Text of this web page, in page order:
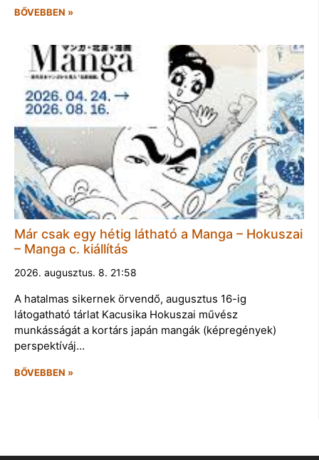
BŐVEBBEN »
Már csak egy hétig látható a Manga – Hokuszai
– Manga c. kiállítás
2026. augusztus. 8. 21:58
A hatalmas sikernek örvendő, augusztus 16-ig
látogatható tárlat Kacusika Hokuszai művész
munkásságát a kortárs japán mangák (képregények)
perspektíváj…
BŐVEBBEN »